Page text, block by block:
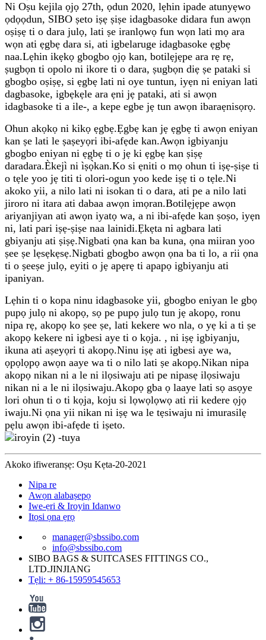
Ni Oṣu kejila ọjọ 27th, ọdun 2020, lẹhin ipade atunyẹwo
ọdọọdun, SIBO ṣeto iṣẹ ṣiṣe idagbasoke didara fun awọn
oṣiṣẹ ti o dara julọ, lati ṣe iranlọwọ fun wọn lati mọ ara
wọn ati ẹgbẹ dara si, ati igbelaruge idagbasoke ẹgbẹ
naa.Lẹhin ikẹkọ gbogbo ọjọ kan, botilẹjẹpe ara rẹ rẹ,
ṣugbọn ti opolo ni ikore ti o dara, ṣugbọn diẹ ṣe pataki si
gbogbo oṣiṣẹ, si ẹgbẹ lati ni oye tuntun, iyẹn ni eniyan lati
dagbasoke, igbẹkẹle ara ẹni jẹ pataki, ati si awọn
idagbasoke ti a ile-, a kepe egbe jẹ tun awọn ibaraẹnisọrọ.
Ohun akọkọ ni kikọ ẹgbẹ.Ẹgbẹ kan jẹ ẹgbẹ ti awọn eniyan
kan ṣe lati le ṣaṣeyọri ibi-afẹde kan.Awọn igbiyanju
gbogbo eniyan ni ẹgbẹ ti o jẹ ki ẹgbẹ kan ṣiṣẹ
daradara.Èkejì ni ìṣọ̀kan.Ko si ẹniti o mọ ohun ti iṣẹ-ṣiṣe ti
o tẹle yoo jẹ titi ti olori-ogun yoo kede iṣẹ ti o tẹle.Ni
akoko yii, a nilo lati ni isokan ti o dara, ati pe a nilo lati
jiroro ni itara ati dabaa awọn imọran.Botilẹjẹpe awọn
ariyanjiyan ati awọn iyatọ wa, a ni ibi-afẹde kan ṣoṣo, iyẹn
ni, lati pari iṣẹ-ṣiṣe naa lainidi.Ẹkẹta ni agbara lati
gbiyanju ati ṣiṣẹ.Nigbati ọna kan ba kuna, ọna miiran yoo
ṣee ṣe lẹsẹkẹsẹ.Nigbati gbogbo awọn ọna ba ti lo, a rii ọna
ti o ṣeeṣe julọ, eyiti o jẹ apẹrẹ ti apapọ igbiyanju ati
ipaniyan.
Lẹhin ti o kopa ninu idagbasoke yii, gbogbo eniyan le gbọ
pupọ julọ ni akopọ, sọ pe pupọ julọ tun jẹ akopọ, ronu
nipa rẹ, akopọ ko ṣee ṣe, lati kekere wo nla, o yẹ ki a ti ṣe
akopọ kekere ni igbesi aye ti o kọja. , ni iṣẹ igbiyanju,
ikuna ati aṣeyọri ti akopọ.Ninu iṣẹ ati igbesi aye wa,
ọpọlọpọ awọn aaye wa ti o nilo lati ṣe akopọ.Nikan nipa
akopọ nikan ni a le ni ilọsiwaju ati pe nipasẹ ilọsiwaju
nikan ni a le ni ilọsiwaju.Akopọ gba ọ laaye lati sọ asọye
lori ohun ti o ti kọja, koju si lọwọlọwọ ati rii kedere ọjọ
iwaju.Ni ọna yii nikan ni iṣẹ wa le tẹsiwaju ni imurasilẹ
pẹlu awọn ibi-afẹde ti iṣeto.
Akoko ifiweranṣẹ: Oṣu Kẹta-20-2021
Nipa re
Awọn alabaṣepọ
Iwe-ẹri & Iroyin Idanwo
Itọsi ọna ẹrọ
manager@sbssibo.com
info@sbssibo.com
SIBO BAGS & SUITCASES FITTINGS CO.,
LTD.JINJIANG
Tẹli: + 86-15959545653